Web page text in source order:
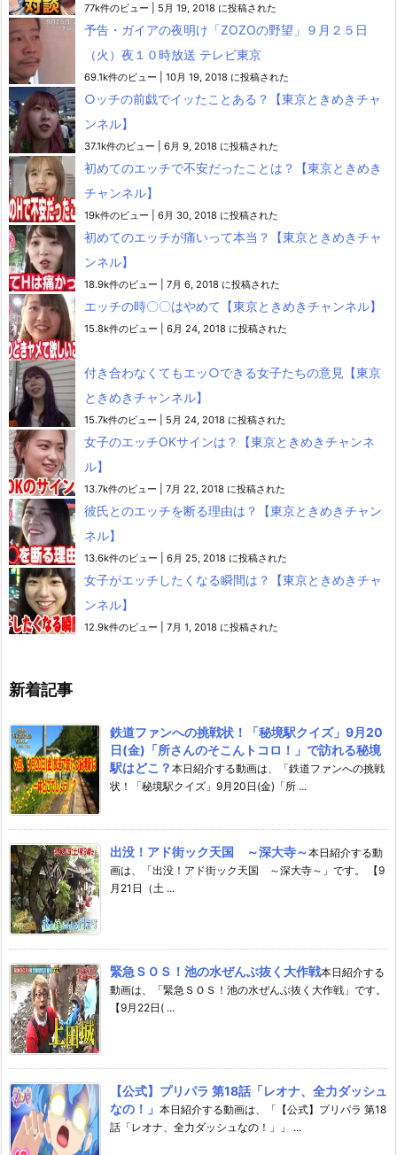
77k件のビュー 5月 19, 2018 に投稿された
予告・ガイアの夜明け「ZOZOの野望」９月２５日
（火）夜１０時放送 テレビ東京
69.1k件のビュー 10月 19, 2018 に投稿された
○ッチの前戯でイッたことある？【東京ときめきチャ
ンネル】
37.1k件のビュー 6月 9, 2018 に投稿された
初めてのエッチで不安だったことは？【東京ときめき
チャンネル】
19k件のビュー 6月 30, 2018 に投稿された
初めてのエッチが痛いって本当？【東京ときめきチャ
ンネル】
18.9k件のビュー 7月 6, 2018 に投稿された
エッチの時〇〇はやめて【東京ときめきチャンネル】
15.8k件のビュー 6月 24, 2018 に投稿された
付き合わなくてもエッ○できる女子たちの意見【東京
ときめきチャンネル】
15.7k件のビュー 5月 24, 2018 に投稿された
女子のエッチOKサインは？【東京ときめきチャンネ
ル】
13.7k件のビュー 7月 22, 2018 に投稿された
彼氏とのエッチを断る理由は？【東京ときめきチャン
ネル】
13.6k件のビュー 6月 25, 2018 に投稿された
女子がエッチしたくなる瞬間は？【東京ときめきチャ
ンネル】
12.9k件のビュー 7月 1, 2018 に投稿された
新着記事
鉄道ファンへの挑戦状！「秘境駅クイズ」9月20
日(金)「所さんのそこんトコロ！」で訪れる秘境
駅はどこ？ 本日紹介する動画は、「鉄道ファンへの挑戦
状！「秘境駅クイズ」9月20日(金)「所 ...
出没！アド街ック天国 ～深大寺～本日紹介する動
画は、「出没！アド街ック天国 ～深大寺～」です。 【9
月21日（土 ...
緊急ＳＯＳ！池の水ぜんぶ抜く大作戦本日紹介する
動画は、「緊急ＳＯＳ！池の水ぜんぶ抜く大作戦」です。
【9月22日( ...
【公式】プリパラ 第18話「レオナ、全力ダッシュ
なの！」 本日紹介する動画は、「【公式】プリパラ 第18
話「レオナ、全力ダッシュなの！」」 ...